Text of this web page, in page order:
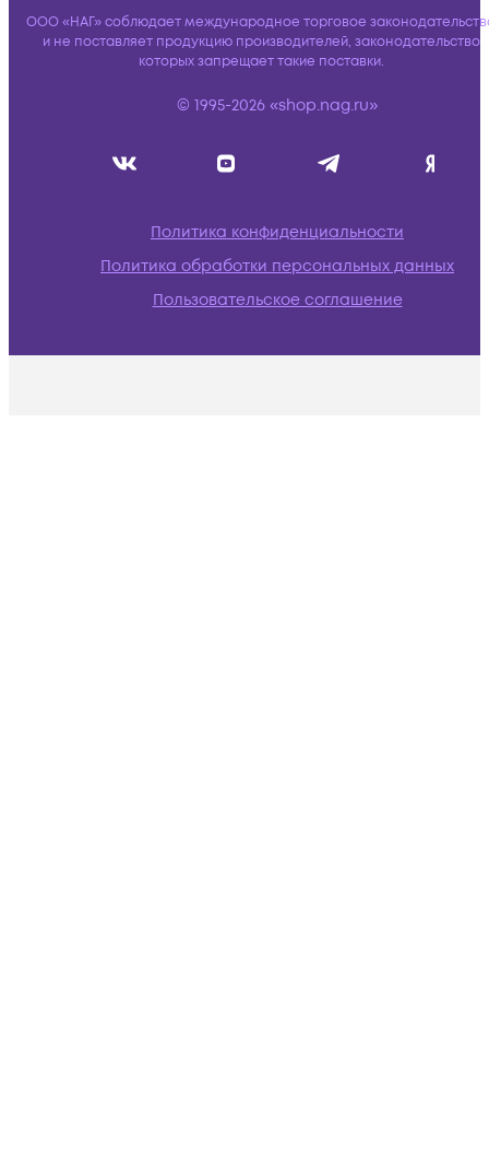
ООО «НАГ» соблюдает международное торговое
и не поставляет продукцию производителей, законодательство
которых запрещает такие поставки.
© 1995-2026 «shop.nag.ru»
Политика конфиденциальности
Политика обработки персональных данных
Пользовательское соглашение